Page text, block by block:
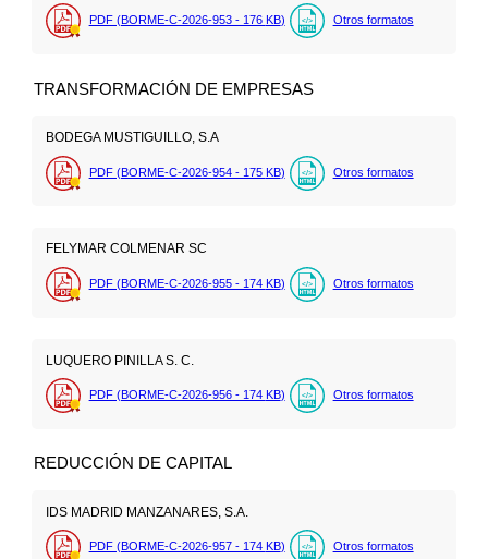
PDF (BORME-C-2026-953 - 176 KB) Otros formatos
TRANSFORMACIÓN DE EMPRESAS
BODEGA MUSTIGUILLO, S.A
PDF (BORME-C-2026-954 - 175 KB) Otros formatos
FELYMAR COLMENAR SC
PDF (BORME-C-2026-955 - 174 KB) Otros formatos
LUQUERO PINILLA S. C.
PDF (BORME-C-2026-956 - 174 KB) Otros formatos
REDUCCIÓN DE CAPITAL
IDS MADRID MANZANARES, S.A.
PDF (BORME-C-2026-957 - 174 KB) Otros formatos